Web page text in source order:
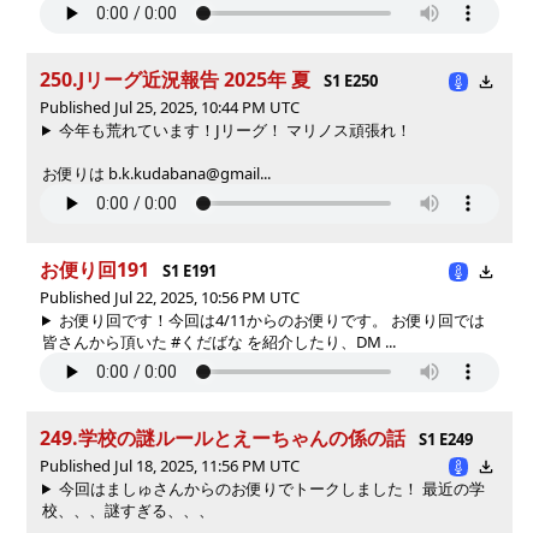
250.Jリーグ近況報告 2025年 夏
S1 E250
Published Jul 25, 2025, 10:44 PM UTC
今年も荒れています！Jリーグ！ マリノス頑張れ！
お便りは b.k.kudabana@gmail...
お便り回191
S1 E191
Published Jul 22, 2025, 10:56 PM UTC
お便り回です！今回は4/11からのお便りです。 お便り回では
皆さんから頂いた #くだばな を紹介したり、DM ...
249.学校の謎ルールとえーちゃんの係の話
S1 E249
Published Jul 18, 2025, 11:56 PM UTC
今回はましゅさんからのお便りでトークしました！ 最近の学
校、、、謎すぎる、、、